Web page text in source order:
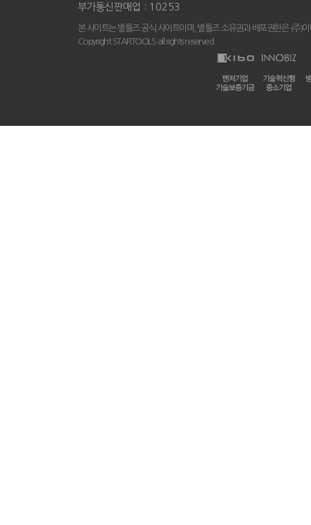
부가통신판매업 : 10253
본 사이트는 별툴즈 공식 사이트이며, 별툴즈 소유권과 배포권한은 (주)
Copyright STARTOOLS all rights reserved.